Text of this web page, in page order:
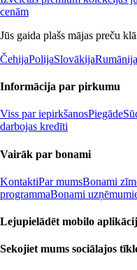
cenām
Jūs gaida plašs mājas preču
ČehijaPolijaSlovākijaRumānija
Informācija par pirkumu
Viss par iepirkšanosPiegāde
darbojas kredīti
Vairāk par bonami
KontaktiPar mumsBonami
programmaBonami
Lejupielādēt mobilo
Sekojiet mums sociālajos